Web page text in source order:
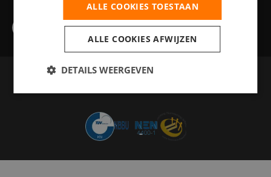
ALLE COOKIES TOESTAAN
ALLE COOKIES AFWIJZEN
DETAILS WEERGEVEN